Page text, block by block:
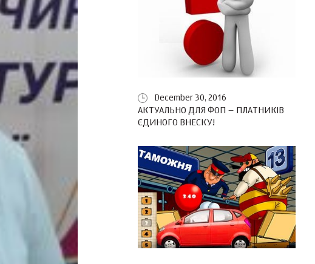
December 30, 2016
АКТУАЛЬНО ДЛЯ ФОП – ПЛАТНИКІВ
ЄДИНОГО ВНЕСКУ!